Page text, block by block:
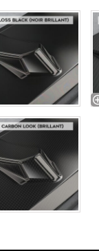
avant pour